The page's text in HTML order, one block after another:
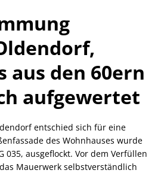
aus den 60ern
aufgewertet
entschied sich für eine
des Wohnhauses wurde
035, ausgeflockt. Vor dem Verfüllen
Mauerwerk selbstverständlich